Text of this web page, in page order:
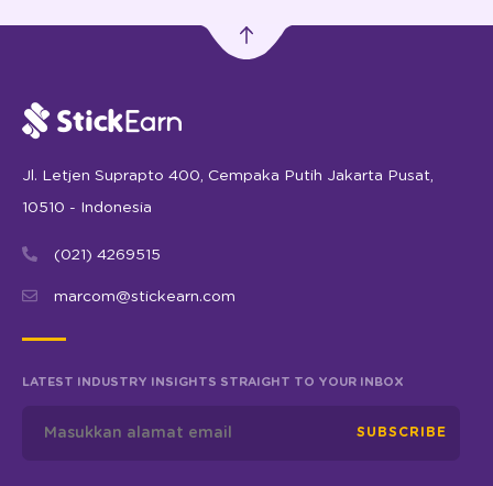
Jl. Letjen Suprapto 400, Cempaka Putih Jakarta Pusat,
10510 - Indonesia
(021) 4269515
marcom@stickearn.com
LATEST INDUSTRY INSIGHTS STRAIGHT TO YOUR INBOX
SUBSCRIBE